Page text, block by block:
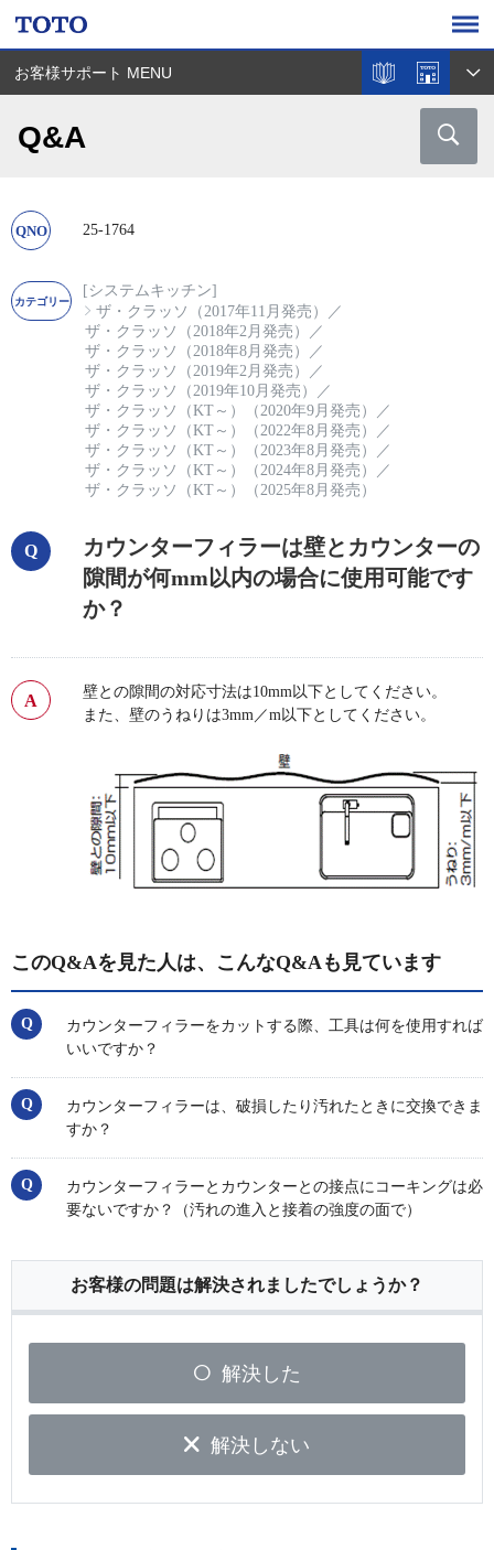
お客様サポート MENU
Q&A
25-1764
[システムキッチン]
ザ・クラッソ（2017年11月発売）
／
ザ・クラッソ（2018年2月発売）
／
ザ・クラッソ（2018年8月発売）
／
ザ・クラッソ（2019年2月発売）
／
ザ・クラッソ（2019年10月発売）
／
ザ・クラッソ（KT～）（2020年9月発売）
／
ザ・クラッソ（KT～）（2022年8月発売）
／
ザ・クラッソ（KT～）（2023年8月発売）
／
ザ・クラッソ（KT～）（2024年8月発売）
／
ザ・クラッソ（KT～）（2025年8月発売）
カウンターフィラーは壁とカウンターの
隙間が何mm以内の場合に使用可能です
か？
壁との隙間の対応寸法は10mm以下としてください。
また、壁のうねりは3mm／m以下としてください。
このQ&Aを見た人は、こんなQ&Aも見ています
カウンターフィラーをカットする際、工具は何を使用すれば
いいですか？
カウンターフィラーは、破損したり汚れたときに交換できま
すか？
カウンターフィラーとカウンターとの接点にコーキングは必
要ないですか？（汚れの進入と接着の強度の面で）
お客様の問題は解決されましたでしょうか？
解決した
解決しない